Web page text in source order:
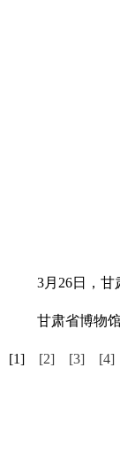
3月26日，甘肃
甘肃省博物馆
[1] [2] [3] [4]